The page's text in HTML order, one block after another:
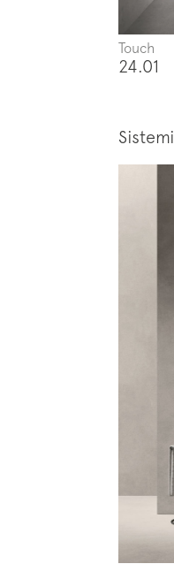
Touch
24.01
Sistemi